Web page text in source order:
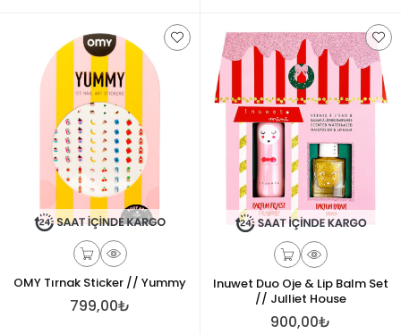
OMY Tırnak Sticker // Yummy
799,00₺
Inuwet Duo Oje & Lip Balm Set
// Julliet House
900,00₺